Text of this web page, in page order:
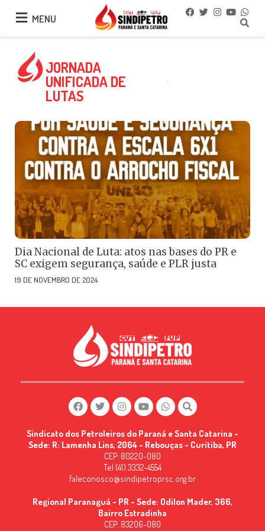
MENU
MENU
JORNADA
UNIFICADA DE
LUTAS
Dia Nacional de Luta: atos nas bases do PR e
SC exigem segurança, saúde e PLR justa
19 DE NOVEMBRO DE 2024
Sindicato dos Petroleiros do Paraná e Santa Catarina -
Sede: R: Lamenha Lins, 2064 - Rebouças - Curitiba, PR
CEP: 80220-080
Tel (41) 3332-4554
faleconosco@sindipetroprsc.org.br
Regional Paranaguá - PR - Sede: Odilon Mader, 366,
Bairro Estradinha
CEP: 83206-080